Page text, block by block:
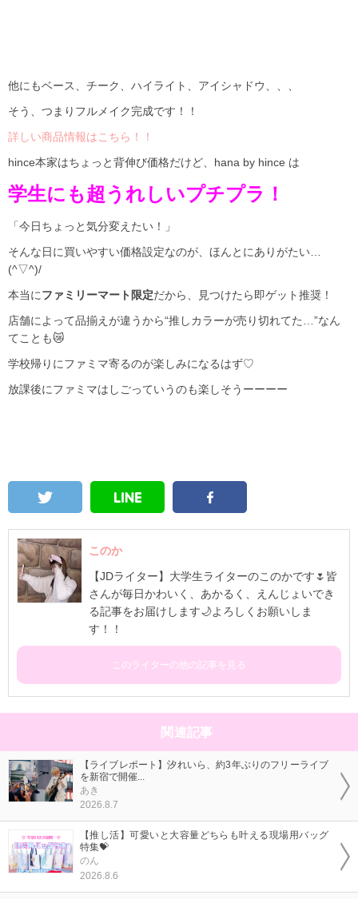
他にもベース、チーク、ハイライト、アイシャドウ、、、
そう、つまりフルメイク完成です！！
詳しい商品情報はこちら！！
hince本家はちょっと背伸び価格だけど、hana by hince は
学生にも超うれしいプチプラ！
「今日ちょっと気分変えたい！」
そんな日に買いやすい価格設定なのが、ほんとにありがたい…
(^▽^)/
本当にファミリーマート限定だから、見つけたら即ゲット推奨！
店舗によって品揃えが違うから“推しカラーが売り切れてた…”なん
てことも😿
学校帰りにファミマ寄るのが楽しみになるはず♡
放課後にファミマはしごっていうのも楽しそうーーーー
このか
【JDライター】大学生ライターのこのかです🌷皆
さんが毎日かわいく、あかるく、えんじょいでき
る記事をお届けします🌙よろしくお願いしま
す！！
このライターの他の記事を見る
関連記事
【ライブレポート】汐れいら、約3年ぶりのフリーライブ
を新宿で開催...
あき
2026.8.7
【推し活】可愛いと大容量どちらも叶える現場用バッグ
特集💝
のん
2026.8.6